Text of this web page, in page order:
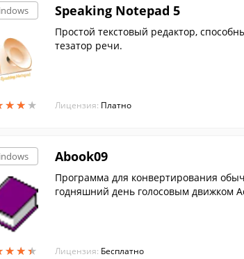
★★ ★
★★ ★
Speaking Notepad 5
Простой текстовый редактор,
тезатор речи.
Лицензия: Платно
★★★
★★★
Abook09
Программа для конвертирования
годняшний день голосовым движком
Лицензия: Бесплатно